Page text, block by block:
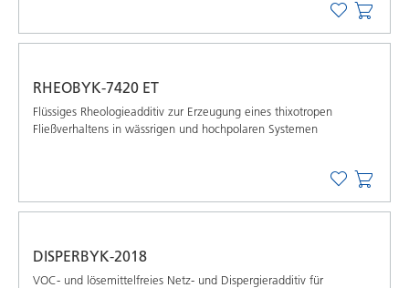
RHEOBYK-7420 ET
Flüssiges Rheologieadditiv zur Erzeugung eines thixotropen
Fließverhaltens in wässrigen und hochpolaren Systemen
DISPERBYK-2018
VOC- und lösemittelfreies Netz- und Dispergieradditiv für